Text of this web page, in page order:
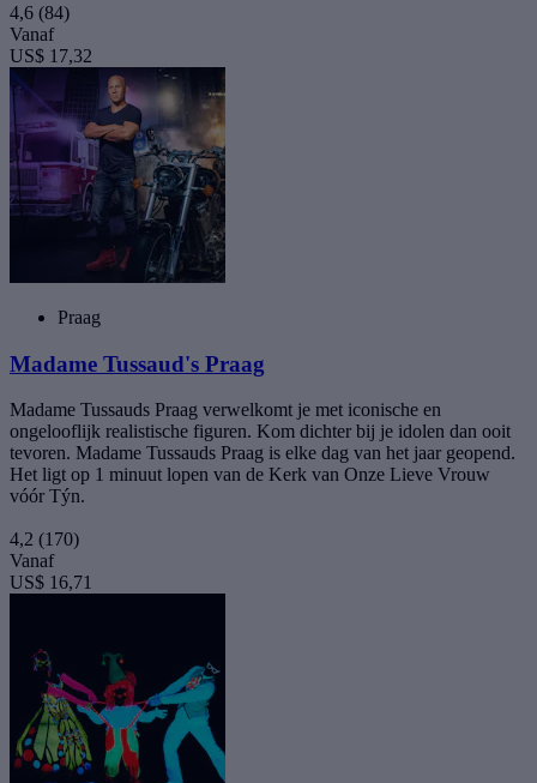
4,6 (84)
Vanaf
US$ 17,32
Praag
Madame Tussaud's Praag
Madame Tussauds Praag verwelkomt je met iconische en
ongelooflijk realistische figuren. Kom dichter bij je idolen dan ooit
tevoren. Madame Tussauds Praag is elke dag van het jaar geopend.
Het ligt op 1 minuut lopen van de Kerk van Onze Lieve Vrouw
vóór Týn.
4,2 (170)
Vanaf
US$ 16,71